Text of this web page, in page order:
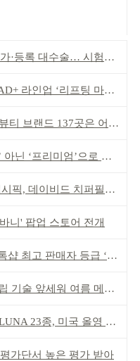
대수술… 시험자료 공용 허용
인업 ‘리프팅 마스크’ 출시
브랜드 137곳은 어디?
프리미엄’으로 승부걸어야
이비드 치퍼필드 초청 강연
니' 팝업 스토어 전개
고 판매자 등급 ‘Tier 5’ 달성
세워 여름 메이크업 시장 공략
23종, 미국 올영 매장 입점
가단서 높은 평가 받아